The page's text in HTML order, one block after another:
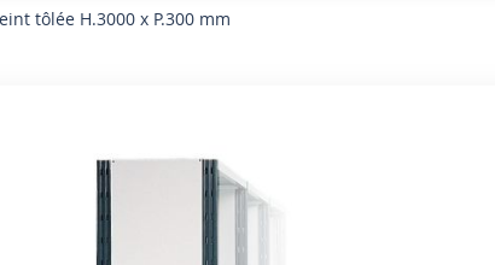
tôlée H.3000 x P.300 mm